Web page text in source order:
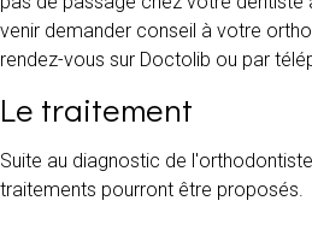
venir demander conseil à votre
rendez-vous sur Doctolib ou par
Le traitement
Suite au diagnostic de
traitements pourront être proposés.